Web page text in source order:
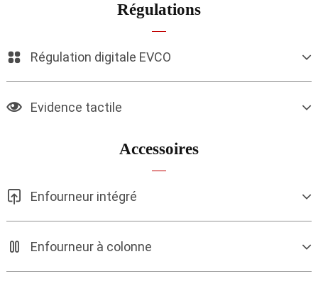
Régulations
Régulation digitale EVCO
Evidence tactile
Accessoires
Enfourneur intégré
Enfourneur à colonne